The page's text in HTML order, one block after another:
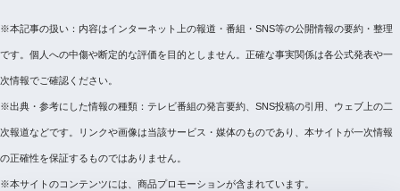
※本記事の扱い：内容はインターネット上の報道・番組・SNS等の公開情報の要約・整理
です。個人への中傷や断定的な評価を目的としません。正確な事実関係は各公式発表や一
次情報でご確認ください。
※出典・参考にした情報の種類：テレビ番組の発言要約、SNS投稿の引用、ウェブ上の二
次報道などです。リンクや画像は当該サービス・媒体のものであり、本サイトが一次情報
の正確性を保証するものではありません。
※本サイトのコンテンツには、商品プロモーションが含まれています。